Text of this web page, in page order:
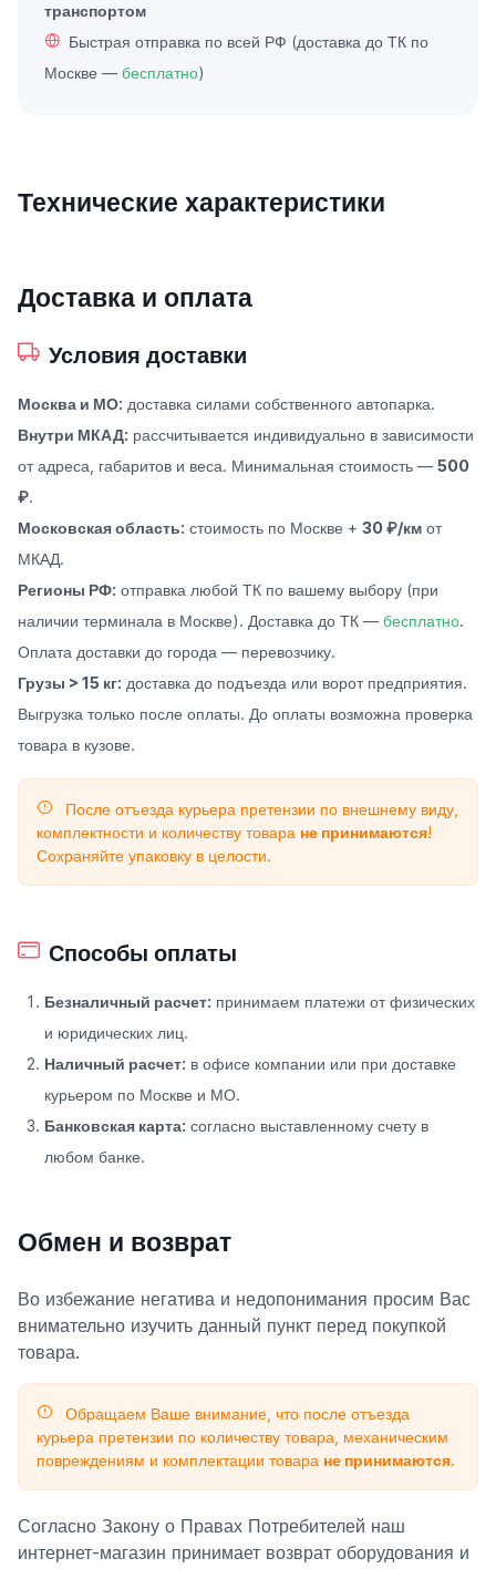
транспортом
Быстрая отправка по всей РФ (доставка до ТК по
Москве — бесплатно)
Технические характеристики
Доставка и оплата
Условия доставки
Москва и МО: доставка силами собственного автопарка.
Внутри МКАД: рассчитывается индивидуально в зависимости
от адреса, габаритов и веса. Минимальная стоимость — 500
₽.
Московская область: стоимость по Москве + 30 ₽/км от
МКАД.
Регионы РФ: отправка любой ТК по вашему выбору (при
наличии терминала в Москве). Доставка до ТК — бесплатно.
Оплата доставки до города — перевозчику.
Грузы > 15 кг: доставка до подъезда или ворот предприятия.
Выгрузка только после оплаты. До оплаты возможна проверка
товара в кузове.
После отъезда курьера претензии по внешнему виду,
комплектности и количеству товара не принимаются!
Сохраняйте упаковку в целости.
Способы оплаты
Безналичный расчет: принимаем платежи от физических
и юридических лиц.
Наличный расчет: в офисе компании или при доставке
курьером по Москве и МО.
Банковская карта: согласно выставленному счету в
любом банке.
Обмен и возврат
Во избежание негатива и недопонимания просим Вас
внимательно изучить данный пункт перед покупкой
товара.
Обращаем Ваше внимание, что после отъезда
курьера претензии по количеству товара, механическим
повреждениям и комплектации товара не принимаются.
Согласно Закону о Правах Потребителей наш
интернет-магазин принимает возврат оборудования и